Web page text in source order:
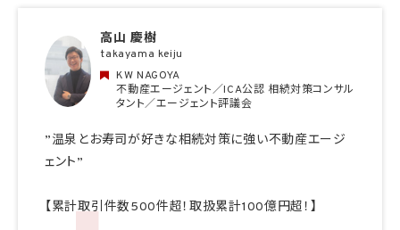
高山 慶樹
takayama keiju
KW NAGOYA
不動産エージェント／ICA公認 相続対策コンサル
タント／エージェント評議会
”温泉とお寿司が好きな相続対策に強い不動産エージ
ェント”
【累計取引件数500件超！取扱累計100億円超！】